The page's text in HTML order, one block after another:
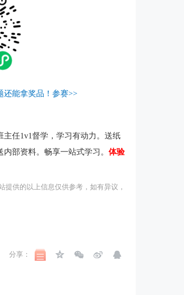
还能拿奖品！参赛>>
主任1v1督学，学习有动力。送纸
部资料。畅享一站式学习。 体验
提供的以上信息仅供参考，如有异议，
分享：